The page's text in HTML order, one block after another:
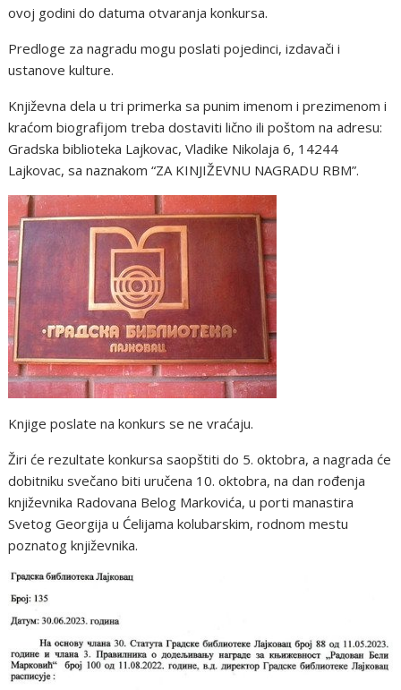
ovoj godini do datuma otvaranja konkursa.
Predloge za nagradu mogu poslati pojedinci, izdavači i
ustanove kulture.
Književna dela u tri primerka sa punim imenom i prezimenom i
kraćom biografijom treba dostaviti lično ili poštom na adresu:
Gradska biblioteka Lajkovac, Vladike Nikolaja 6, 14244
Lajkovac, sa naznakom “ZA KINJIŽEVNU NAGRADU RBM”.
Knjige poslate na konkurs se ne vraćaju.
Žiri će rezultate konkursa saopštiti do 5. oktobra, a nagrada će
dobitniku svečano biti uručena 10. oktobra, na dan rođenja
književnika Radovana Belog Markovića, u porti manastira
Svetog Georgija u Ćelijama kolubarskim, rodnom mestu
poznatog književnika.